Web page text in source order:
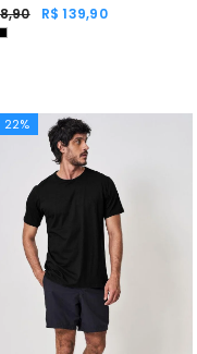
R$ 139,90
22%